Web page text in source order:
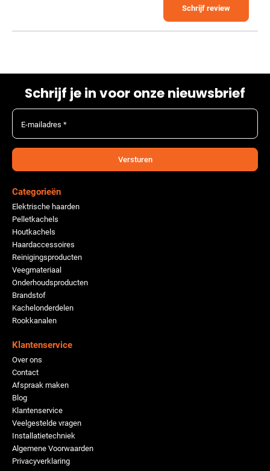
Schrijf review
Schrijf je in voor onze nieuwsbrief
E-mailadres *
Versturen
Categorieën
Elektrische haarden
Pelletkachels
Houtkachels
Haardaccessoires
Reinigingsproducten
Veegmateriaal
Onderhoudsproducten
Brandstof
Kachelonderdelen
Rookkanalen
Klantenservice
Over ons
Contact
Afspraak maken
Blog
Klantenservice
Veelgestelde vragen
Installatietechniek
Algemene Voorwaarden
Privacyverklaring